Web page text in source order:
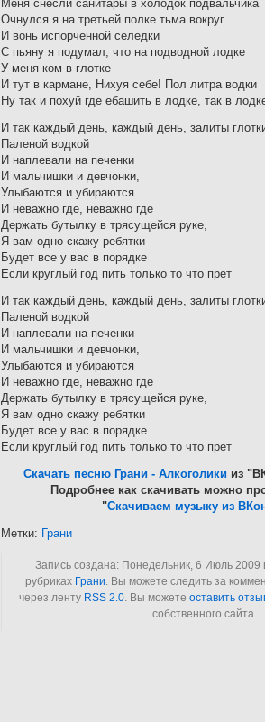
Меня снесли санитары в холодок подвальчика
Очнулся я на третьей полке тьма вокруг
И вонь испорченной селедки
С пьяну я подумал, что на подводной лодке
У меня ком в глотке
И тут в кармане, Нихуя себе! Пол литра водки
Ну так и похуй где ебашить в лодке, так в
И так каждый день, каждый день, залиты
Паленой водкой
И наплевали на печенки
И мальчишки и девчонки,
Улыбаются и убираются
И неважно где, неважно где
Держать бутылку в трясущейся руке,
Я вам одно скажу ребятки
Будет все у вас в порядке
Если круглый год пить только то что прет
И так каждый день, каждый день, залиты
Паленой водкой
И наплевали на печенки
И мальчишки и девчонки,
Улыбаются и убираются
И неважно где, неважно где
Держать бутылку в трясущейся руке,
Я вам одно скажу ребятки
Будет все у вас в порядке
Если круглый год пить только то что прет
Скачать песню Грани - Алкоголики из
Подробнее как скачивать можно
"Скачиваем музыку из
Метки: Грани
Запись создана: Понедельник, 6 Июль 2009
рубриках Грани. Вы можете следить за
через ленту RSS 2.0. Вы можете оставить
собственного сайта.